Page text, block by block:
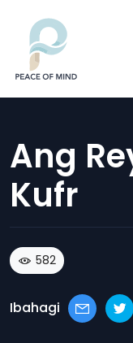
Ang
Kufr
582
Ibahagi